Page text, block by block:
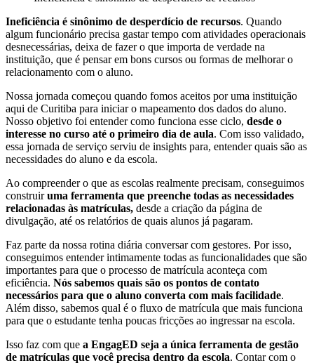
Ineficiência é sinônimo de desperdício de recursos. Quando
algum funcionário precisa gastar tempo com atividades operacionais
desnecessárias, deixa de fazer o que importa de verdade na
instituição, que é pensar em bons cursos ou formas de melhorar o
relacionamento com o aluno.
Nossa jornada começou quando fomos aceitos por uma instituição
aqui de Curitiba para iniciar o mapeamento dos dados do aluno.
Nosso objetivo foi entender como funciona esse ciclo, desde o
interesse no curso até o primeiro dia de aula. Com isso validado,
essa jornada de serviço serviu de insights para, entender quais são as
necessidades do aluno e da escola.
Ao compreender o que as escolas realmente precisam, conseguimos
construiruma ferramenta que preenche todas as necessidades
relacionadas às matrículas, desde a criação da página de
divulgação, até os relatórios de quais alunos já pagaram.
Faz parte da nossa rotina diária conversar com gestores. Por isso,
conseguimos entender intimamente todas as funcionalidades que são
importantes para que o processo de matrícula aconteça com
eficiência. Nós sabemos quais são os pontos de contato
necessários para que o aluno converta com mais facilidade.
Além disso, sabemos qual é o fluxo de matrícula que mais funciona
para que o estudante tenha poucas fricções ao ingressar na escola.
Isso faz com que a EngagED seja a única ferramenta de gestão
de matrículas que você precisa dentro da escola. Contar com o